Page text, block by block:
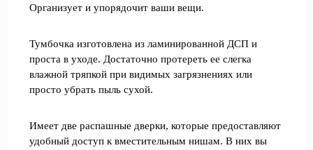
Организует и упорядочит ваши вещи.
Тумбочка изготовлена из ламинированной ДСП и
проста в уходе. Достаточно протереть ее слегка
влажной тряпкой при видимых загрязнениях или
просто убрать пыль сухой.
Имеет две распашные дверки, которые предоставляют
удобный доступ к вместительным нишам. В них вы